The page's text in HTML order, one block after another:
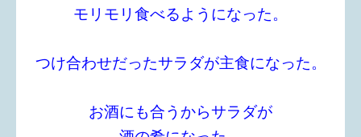
モリモリ食べるようになった。
つけ合わせだったサラダが主食になった。
お酒にも合うからサラダが